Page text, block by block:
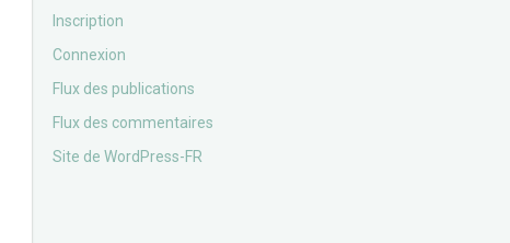
Inscription
Connexion
Flux des publications
Flux des commentaires
Site de WordPress-FR